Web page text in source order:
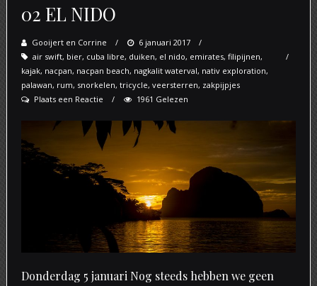
02 EL NIDO
Gooijert en Corrine
Posted
on
6 januari 2017
air swift, bier, cuba libre, duiken, el nido, emirates, filipijnen,
kajak, nacpan, nacpan beach, nagkalit waterval, nativ exploration,
palawan, rum, snorkelen, tricycle, veersterren, zakpijpjes
Plaats een Reactie
1961 Gelezen
Donderdag 5 januari Nog steeds hebben we geen